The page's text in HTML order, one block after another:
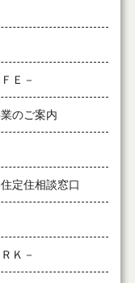
Ｅ－
のご案内
定住相談窓口
Ｋ－